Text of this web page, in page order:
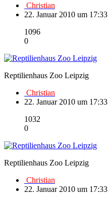
Christian
22. Januar 2010 um 17:33
1096
0
Reptilienhaus Zoo Leipzig
Christian
22. Januar 2010 um 17:33
1032
0
Reptilienhaus Zoo Leipzig
Christian
22. Januar 2010 um 17:33